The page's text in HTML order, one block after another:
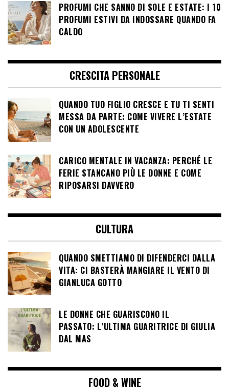
PROFUMI CHE SANNO DI SOLE E ESTATE: I 10
PROFUMI ESTIVI DA INDOSSARE QUANDO FA
CALDO
CRESCITA PERSONALE
QUANDO TUO FIGLIO CRESCE E TU TI SENTI
MESSA DA PARTE: COME VIVERE L’ESTATE
CON UN ADOLESCENTE
CARICO MENTALE IN VACANZA: PERCHÉ LE
FERIE STANCANO PIÙ LE DONNE E COME
RIPOSARSI DAVVERO
CULTURA
QUANDO SMETTIAMO DI DIFENDERCI DALLA
VITA: CI BASTERÀ MANGIARE IL VENTO DI
GIANLUCA GOTTO
LE DONNE CHE GUARISCONO IL
PASSATO: L’ULTIMA GUARITRICE DI GIULIA
DAL MAS
FOOD & WINE